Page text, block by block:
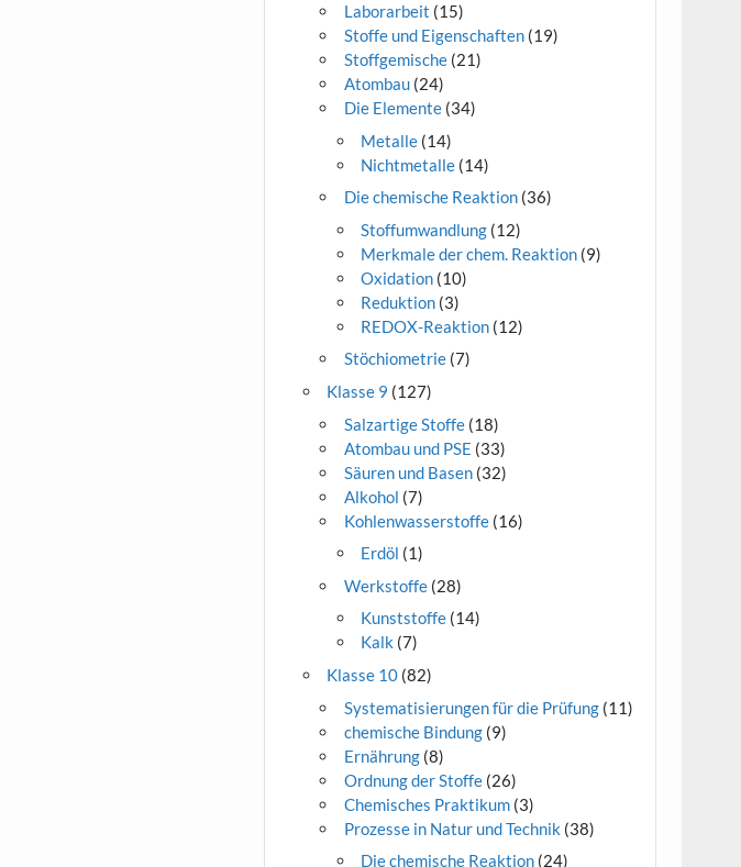
Laborarbeit (15)
Stoffe und Eigenschaften(19)
Stoffgemische(21)
Atombau(24)
Die Elemente(34)
Metalle(14)
Nichtmetalle(14)
Die chemische Reaktion(36)
Stoffumwandlung(12)
Merkmale der chem. Reaktion(9)
Oxidation(10)
Reduktion(3)
REDOX-Reaktion(12)
Stöchiometrie(7)
Klasse 9 (127)
Salzartige Stoffe(18)
Atombau und PSE (33)
Säuren und Basen(32)
Alkohol (7)
Kohlenwasserstoffe(16)
Erdöl (1)
Werkstoffe(28)
Kunststoffe(14)
Kalk (7)
Klasse 10 (82)
Systematisierungen für die Prüfung(11)
chemische Bindung(9)
Ernährung(8)
Ordnung der Stoffe(26)
Chemisches Praktikum(3)
Prozesse in Natur und Technik (38)
Die chemische Reaktion(24)